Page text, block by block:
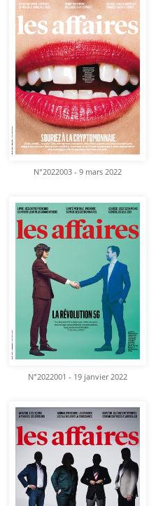
N°2022003 - 9 mars 2022
N°2022001 - 19 janvier 2022